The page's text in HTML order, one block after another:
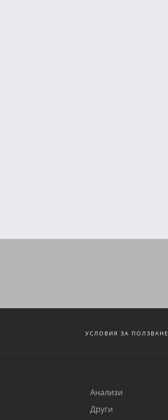
УСЛОВИЯ ЗА ПОЛЗВАНЕ
Анализи
Други